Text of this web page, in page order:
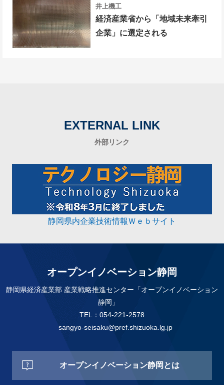
井上機工
経済産業省から「地域未来牽引
企業」に選定される
EXTERNAL LINK
外部リンク
静岡県内企業技術情報Ｗｅｂサイト
オープンイノベーション静岡
静岡県経済産業部 産業戦略推進センター「オープンイノベーション
静岡」
TEL：054-221-2578
sangyo-seisaku@pref.shizuoka.lg.jp
オープンイノベーション静岡とは